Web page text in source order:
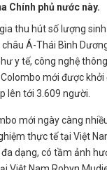
Chính phủ nước này.
thu hút số lượng
Á-Thái Bình
y tế, công nghệ
mới được
lên tới 3.609 người.
mới ngày càng
thực tế tại Việt
dạng, có tầm ảnh